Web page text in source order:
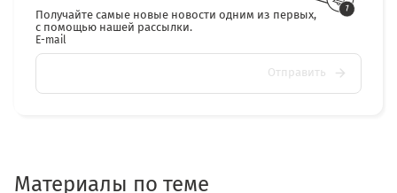
Получайте самые новые новости одним из первых,
с помощью нашей рассылки.
E-mail
Отправить
Материалы по теме